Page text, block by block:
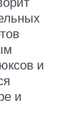
и
и